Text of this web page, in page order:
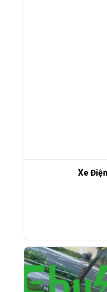
Xe